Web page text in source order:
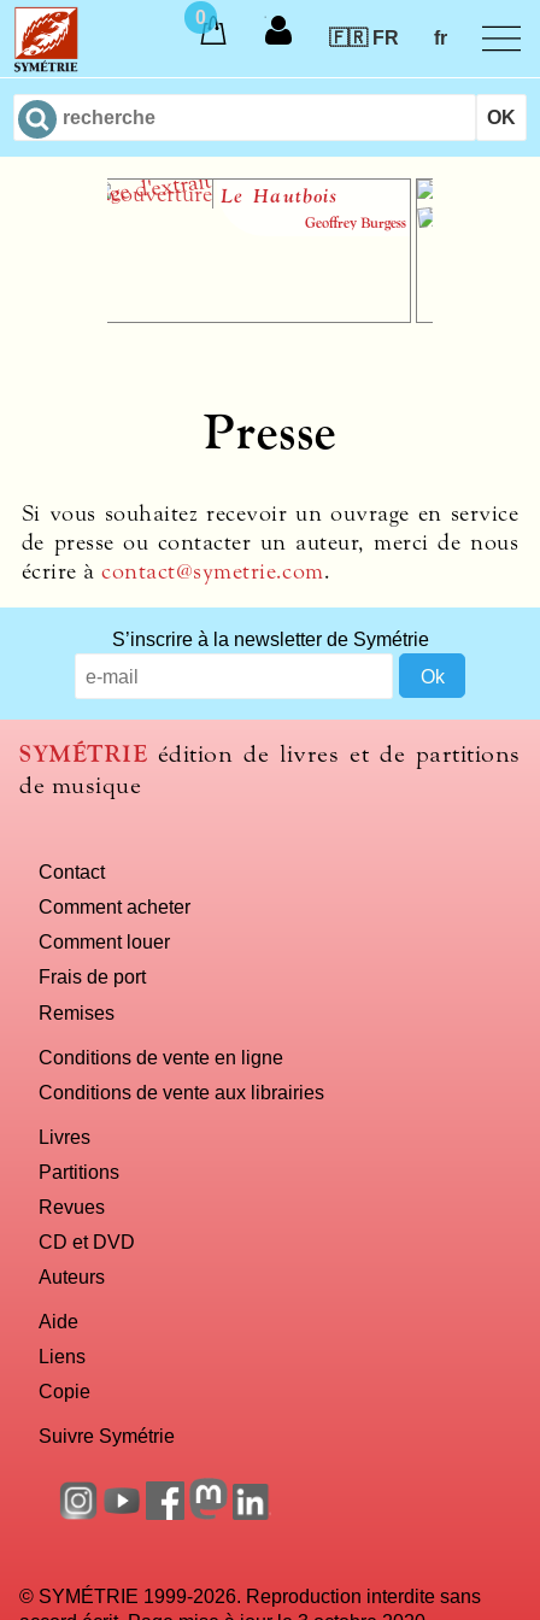
0
🇫🇷 FR
fr
Le Hautbois
Geoffrey Burgess
Presse
Si vous souhaitez recevoir un ouvrage en service
de presse ou contacter un auteur, merci de nous
écrire àcontact@symetrie.com.
S’inscrire à la newsletter de Symétrie
SYMÉTRIE édition de livres et de partitions
de musique
Contact
Comment acheter
Comment louer
Frais de port
Remises
Conditions de vente en ligne
Conditions de vente aux librairies
Livres
Partitions
Revues
CD et DVD
Auteurs
Aide
Liens
Copie
Suivre Symétrie
© SYMÉTRIE 1999-2026. Reproduction interdite sans